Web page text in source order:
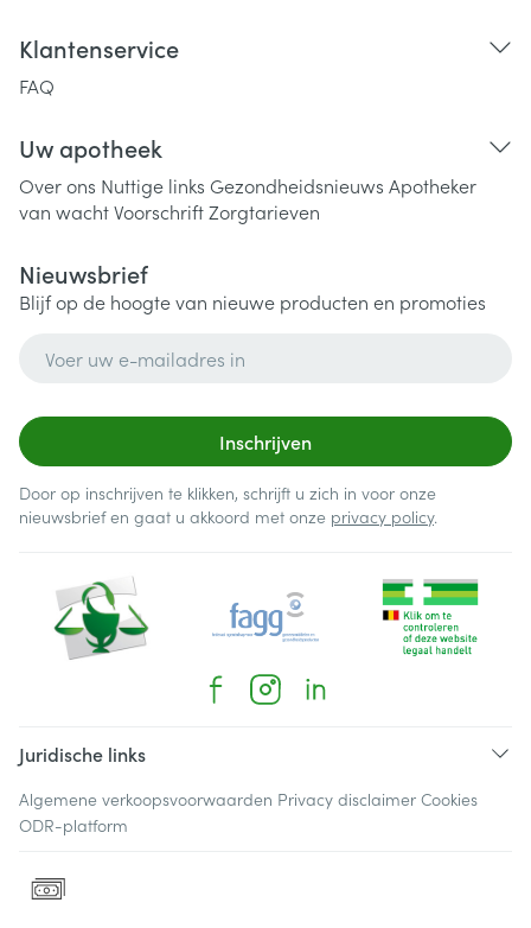
Klantenservice
FAQ
Uw apotheek
Over ons Nuttige links Gezondheidsnieuws Apotheker
van wachtVoorschriftZorgtarieven
Nieuwsbrief
Blijf op de hoogte van nieuwe producten en promoties
Inschrijven
Door op inschrijven te klikken, schrijft u zich in voor onze
nieuwsbrief en gaat u akkoord met onze privacy policy.
Juridische links
Algemene verkoopsvoorwaarden Privacy disclaimer Cookies
ODR-platform